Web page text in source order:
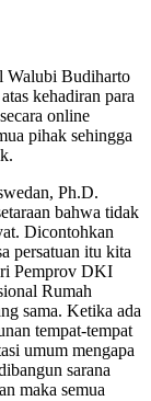
Walubi Budiharto
kehadiran para
online
pihak sehingga
Ph.D.
bahwa tidak
Dicontohkan
persatuan itu kita
Pemprov DKI
Rumah
sama. Ketika ada
tempat-tempat
umum mengapa
sarana
maka semua